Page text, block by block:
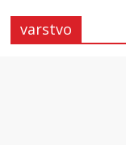
varstvo